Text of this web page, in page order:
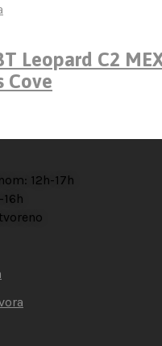
Leopard C2
Cove
12h-17h